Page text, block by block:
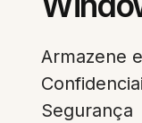
Armazene
Segurança